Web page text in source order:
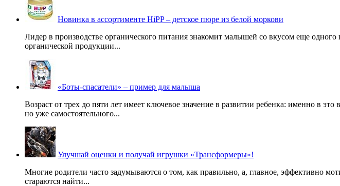
Новинка в ассортименте HiPP – детское пюре из белой моркови
Лидер в производстве органического питания знакомит малышей со вкусом еще
органической продукции...
«Боты-спасатели» – пример для малыша
Возраст от трех до пяти лет имеет ключевое значение в развитии ребенка: именно в
но уже самостоятельного...
Улучшай оценки и получай игрушки «Трансформеры»!
Многие родители часто задумываются о том, как правильно, а, главное, эффективно
стараются найти...